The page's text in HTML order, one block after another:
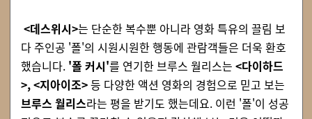
<데스위시>는 단순한 복수뿐 아니라 영화 특유의 끌림 보
다 주인공 '폴'의 시원시원한 행동에 관람객들은 더욱 환호
했습니다. '폴 커시'를 연기한 브루스 월리스는 <다이하드
>, <지아이조>등 다양한 액션 영화의 경험으로 믿고 보는
브루스 월리스라는 평을 받기도 했는데요. 이런 '폴'이 성공